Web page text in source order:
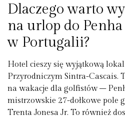
Dlaczego warto
na urlop do
w Portugalii?
Hotel cieszy się wyjątkową
Przyrodniczym Sintra-Cascais.
na wakacje dla golfistów –
mistrzowskie 27-dołkowe pole
Trenta Jonesa Jr. To również